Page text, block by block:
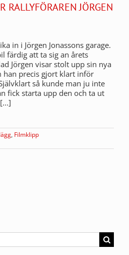
RALLYFÖRAREN JÖRGEN
in i Jörgen Jonassons garage.
färdig att ta sig an årets
Jörgen visar stolt upp sin nya
han precis gjort klart inför
så kunde man ju inte
fick starta upp den och ta ut
, Filmklipp